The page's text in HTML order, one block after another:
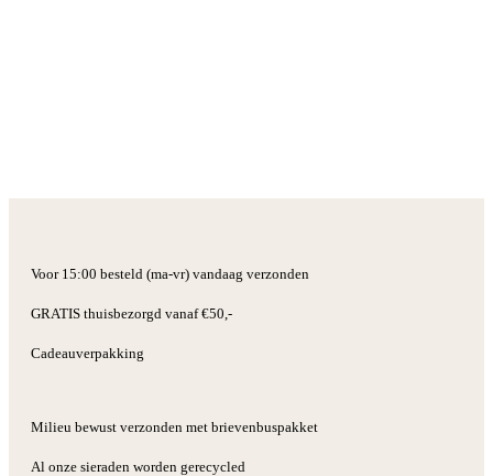
Voor 15:00 besteld (ma-vr) vandaag verzonden
GRATIS thuisbezorgd vanaf €50,-
Cadeauverpakking
Milieu bewust verzonden met brievenbuspakket
Al onze sieraden worden gerecycled